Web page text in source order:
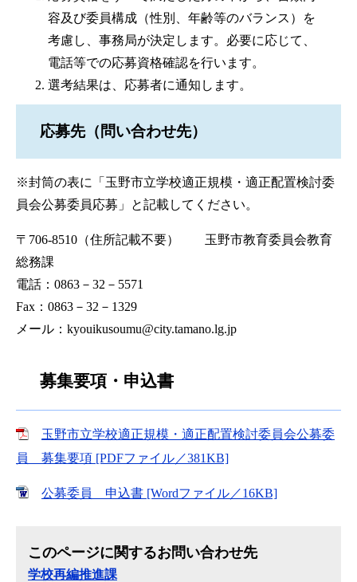
容及び委員構成（性別、年齢等のバランス）を
考慮し、事務局が決定します。必要に応じて、
電話等での応募資格確認を行います。
選考結果は、応募者に通知します。
応募先（問い合わせ先）
※封筒の表に「玉野市立学校適正規模・適正配置検討委
員会公募委員応募」と記載してください。
〒706-8510（住所記載不要） 玉野市教育委員会教育
総務課
電話：0863－32－5571
Fax：0863－32－1329
メール： kyouikusoumu@city.tamano.lg.jp
募集要項・申込書
玉野市立学校適正規模・適正配置検討委員会公募委
員 募集要項 [PDFファイル／381KB]
公募委員 申込書 [Wordファイル／16KB]
このページに関するお問い合わせ先
学校再編推進課